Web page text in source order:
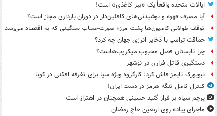
ایالات متحده واقعاً یک «ببر کاغذی» است!
آیا مصرف قهوه و نوشیدنی‌های کافئین‌دار در دوران بارداری مجاز است؟
توقف طولانی کامیون‌ها پشت مرز؛ صورت‌حساب سنگینی که به اقتصاد می‌رسد
حماقت ترامپ با ذخایر انرژی جهان چه کرد؟
چرا تابستان فصل محبوب میکروب‌هاست؟
دستگیری قاتل فراری در نوشهر
نیویورک تایمز فاش کرد: کارگروه ویژه سیا برای تفرقه افکنی در کوبا
کنترل کامل تنگه هرمز در دست ایران!
پرچم سیاه بر فراز گنبد حسینی همچنان در اهتزاز است
ماجرای پیاده روی اربعین حاج رمضان